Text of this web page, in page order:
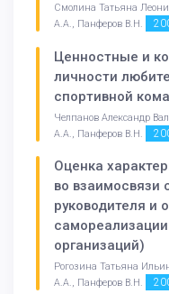
Смолина Татьяна
А.А., Панферов В.Н.
Ценностные и
личности
спортивной
Челпанов Александр
А.А., Панферов В.Н.
Оценка
во взаимосвязи
руководителя и
организаций)
Рогозина Татьяна
А.А., Панферов В.Н.